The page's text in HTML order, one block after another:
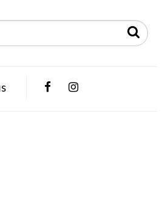
FacebookInstagram